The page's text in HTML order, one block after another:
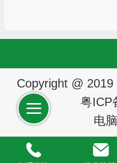
Copyright @
粤ICP
电